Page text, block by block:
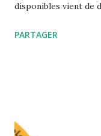
disponibles vient de
PARTAGER